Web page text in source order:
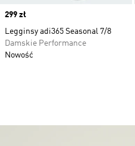
Price
299 zł
Legginsy adi365 Seasonal 7/8
Damskie Performance
Nowość